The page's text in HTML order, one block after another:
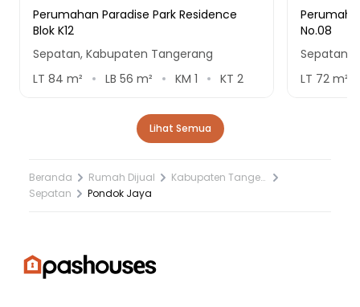
Perumahan Paradise Park Residence
Blok K12
Sepatan, Kabupaten Tangerang
LT 84 m² LB 56 m² KM 1 KT 2
No.08
Sepatan,
LT 72m²
Lihat Semua
Beranda Rumah Dijual
Kabupaten Tangerang
Sepatan
Pondok Jaya